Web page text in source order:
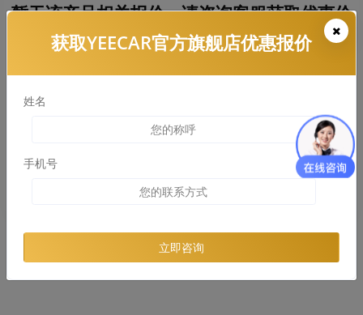
暂无该产品相关报价，请咨询客服获取优惠价
格
获取YEECAR官方旗舰店优惠报价
姓名
手机号
立即咨询